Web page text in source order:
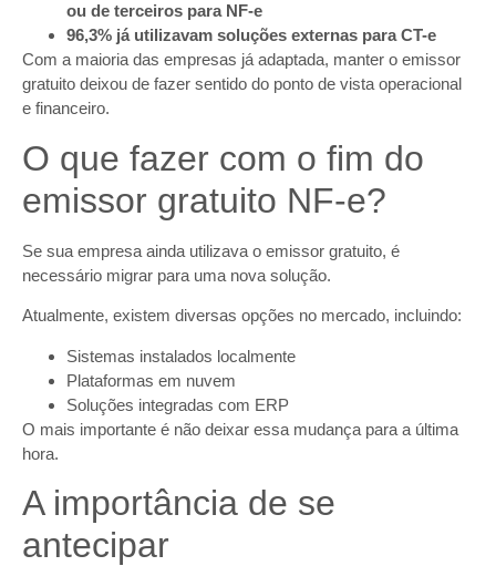
ou de terceiros para NF-e
96,3% já utilizavam soluções externas para CT-e
Com a maioria das empresas já adaptada, manter o emissor
gratuito deixou de fazer sentido do ponto de vista operacional
e financeiro.
O que fazer com o fim do
emissor gratuito NF-e?
Se sua empresa ainda utilizava o emissor gratuito, é
necessário migrar para uma nova solução.
Atualmente, existem diversas opções no mercado, incluindo:
Sistemas instalados localmente
Plataformas em nuvem
Soluções integradas com ERP
O mais importante é não deixar essa mudança para a última
hora.
A importância de se
antecipar